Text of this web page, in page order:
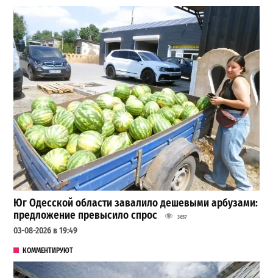
Юг Одесской области завалило дешевыми арбузами:
предложение превысило спрос
3657
03-08-2026 в 19:49
КОММЕНТИРУЮТ